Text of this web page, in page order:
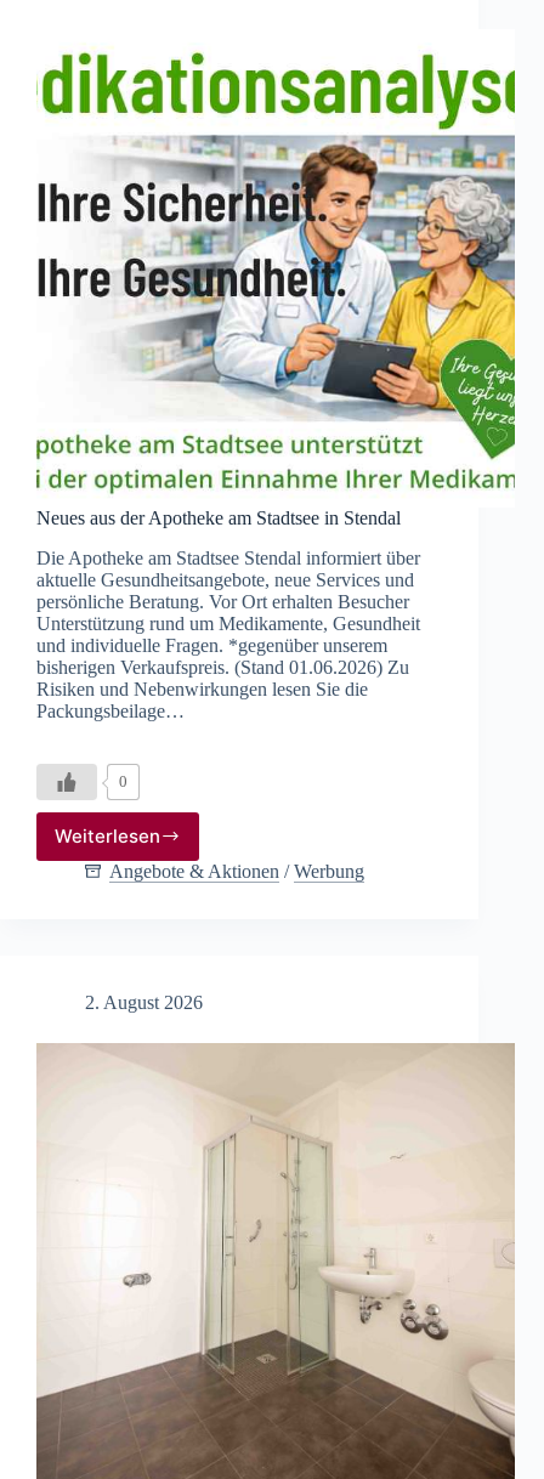
Neues aus der Apotheke am Stadtsee in Stendal
Die Apotheke am Stadtsee Stendal informiert über
aktuelle Gesundheitsangebote, neue Services und
persönliche Beratung. Vor Ort erhalten Besucher
Unterstützung rund um Medikamente, Gesundheit
und individuelle Fragen. *gegenüber unserem
bisherigen Verkaufspreis. (Stand 01.06.2026) Zu
Risiken und Nebenwirkungen lesen Sie die
Packungsbeilage…
0
Weiterlesen
Neues
aus
Stendal
Angebote & Aktionen /Werbung
2. August 2026